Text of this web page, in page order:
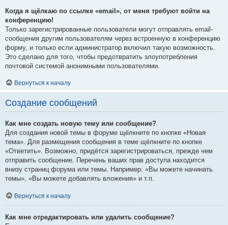
Когда я щёлкаю по ссылке «email», от меня требуют войти на
конференцию!
Только зарегистрированные пользователи могут отправлять email-
сообщения другим пользователям через встроенную в конференцию
форму, и только если администратор включил такую возможность.
Это сделано для того, чтобы предотвратить злоупотребления
почтовой системой анонимными пользователями.
Вернуться к началу
Создание сообщений
Как мне создать новую тему или сообщение?
Для создания новой темы в форуме щёлкните по кнопке «Новая
тема». Для размещения сообщения в теме щёлкните по кнопке
«Ответить». Возможно, придётся зарегистрироваться, прежде чем
отправить сообщение. Перечень ваших прав доступа находится
внизу страниц форума или темы. Например: «Вы можете начинать
темы», «Вы можете добавлять вложения» и т.п.
Вернуться к началу
Как мне отредактировать или удалить сообщение?